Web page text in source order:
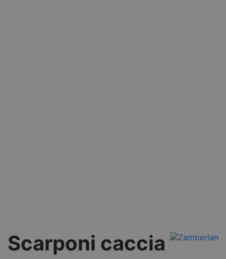
Scarponi caccia